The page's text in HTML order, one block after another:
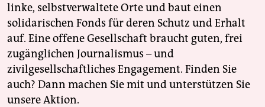
linke, selbstverwaltete Orte und baut einen
solidarischen Fonds für deren Schutz und Erhalt
auf. Eine offene Gesellschaft braucht guten, frei
zugänglichen Journalismus – und
zivilgesellschaftliches Engagement. Finden Sie
auch? Dann machen Sie mit und unterstützen Sie
unsere Aktion.